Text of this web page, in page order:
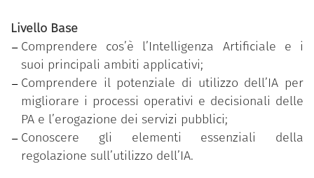
amministrativo di ufficio, per poi arrivare, nel livello
avanzato, ad inquadrare agli aspetti strategici,
tecnologici e normativi che possono orientare la
scelta di avvalersi di tali tecnologie.
Il programma formativo mira, pertanto, a sviluppare
la cosiddettaAI Literacy(alfabetizzazione sull’IA),
riconosciuta dalla Direttiva del Ministro per la
Pubblica Amministrazione del 14 gennaio 2025
Livello Base
Comprendere cos’è l’Intelligenza Artificiale e i
suoi principali ambiti applicativi;
Comprendere il potenziale di utilizzo dell’IA per
migliorare i processi operativi e decisionali delle
PA e l’erogazione dei servizi pubblici;
Conoscere gli elementi essenziali della
regolazione sull’utilizzo dell’IA.